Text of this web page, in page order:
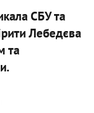
СБУ та
Лебедєва
та